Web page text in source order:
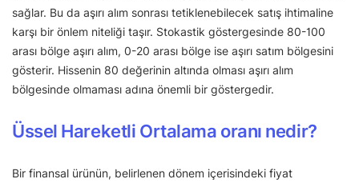
sağlar. Bu da aşırı alım sonrası tetiklenebilecek satış ihtimaline
karşı bir önlem niteliği taşır. Stokastik göstergesinde 80-100
arası bölge aşırı alım, 0-20 arası bölge ise aşırı satım bölgesini
gösterir. Hissenin 80 değerinin altında olması aşırı alım
bölgesinde olmaması adına önemli bir göstergedir.
Üssel Hareketli Ortalama oranı nedir?
Bir finansal ürünün, belirlenen dönem içerisindeki fiyat